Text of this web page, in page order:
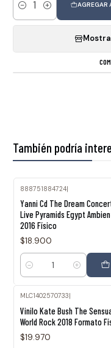
Cantidad
AGREGAR
También podría
888751884724|
Yanni Cd The Dream
Live Pyramids Egypt
2016 Físico
$18.900
Cantidad
MLC1402570733
Vinilo Kate Bush The
World Rock 2018 Formato
$19.970